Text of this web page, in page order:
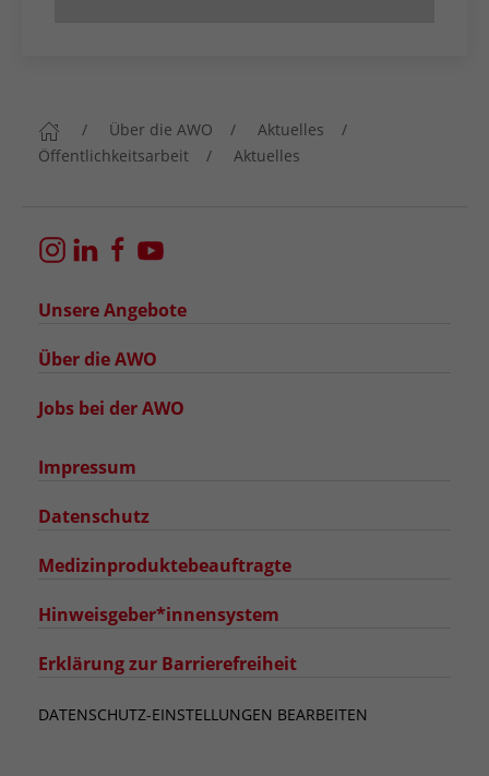
Über die AWO
Aktuelles
Öffentlichkeitsarbeit
Aktuelles
Unsere Angebote
Über die AWO
Jobs bei der AWO
Impressum
Datenschutz
Medizinproduktebeauftragte
Hinweisgeber*innensystem
Erklärung zur Barrierefreiheit
DATENSCHUTZ-EINSTELLUNGEN BEARBEITEN